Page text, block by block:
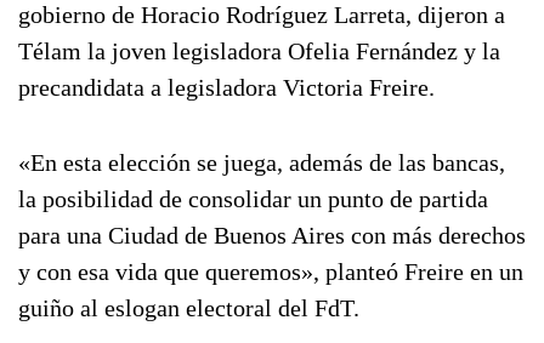
gobierno de Horacio Rodríguez Larreta, dijeron a
Télam la joven legisladora Ofelia Fernández y la
precandidata a legisladora Victoria Freire.
«En esta elección se juega, además de las bancas,
la posibilidad de consolidar un punto de partida
para una Ciudad de Buenos Aires con más derechos
y con esa vida que queremos», planteó Freire en un
guiño al eslogan electoral del FdT.